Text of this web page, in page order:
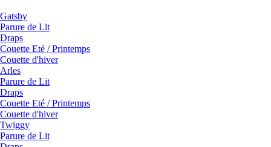
Gatsby
Parure de Lit
Draps
Couette Eté / Printemps
Couette d'hiver
Arles
Parure de Lit
Draps
Couette Eté / Printemps
Couette d'hiver
Twiggy
Parure de Lit